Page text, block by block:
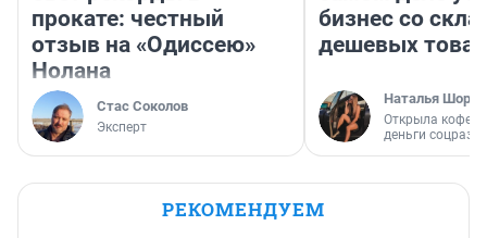
прокате: честный
отзыв на «Одиссею»
Нолана
Стас Соколов
Эксперт
бизнес со
дешевых
Наталья
Открыла
деньги
РЕКОМЕНДУЕМ